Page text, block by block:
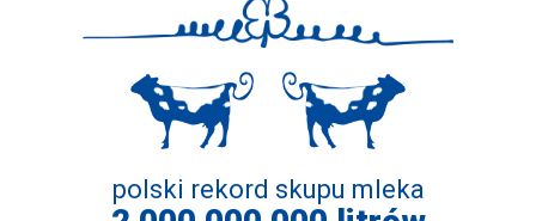
polski rekord skupu mleka